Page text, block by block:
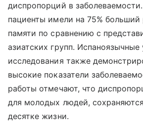
диспропорций в
пациенты имели на 75% больший
памяти по сравнению с
азиатских групп. Испаноязычные
исследования также
высокие показатели
работы отмечают, что
для молодых людей,
десятке жизни.